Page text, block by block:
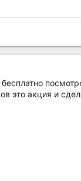
это акция и